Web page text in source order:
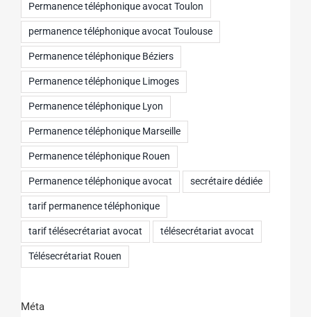
Permanence téléphonique avocat Toulon
permanence téléphonique avocat Toulouse
Permanence téléphonique Béziers
Permanence téléphonique Limoges
Permanence téléphonique Lyon
Permanence téléphonique Marseille
Permanence téléphonique Rouen
Permanence téléphonique avocat secrétaire dédiée
tarif permanence téléphonique
tarif télésecrétariat avocat télésecrétariat avocat
Télésecrétariat Rouen
Méta